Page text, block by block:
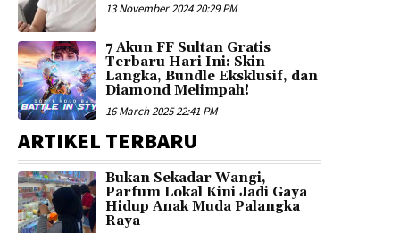
13 November 2024 20:29 PM
7 Akun FF Sultan Gratis
Terbaru Hari Ini: Skin
Langka, Bundle Eksklusif, dan
Diamond Melimpah!
16 March 2025 22:41 PM
ARTIKEL TERBARU
Bukan Sekadar Wangi,
Parfum Lokal Kini Jadi Gaya
Hidup Anak Muda Palangka
Raya